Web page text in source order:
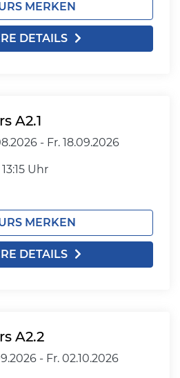
MERKEN
DETAILS
A2.1
- Fr. 18.09.2026
Uhr
MERKEN
DETAILS
A2.2
- Fr. 02.10.2026